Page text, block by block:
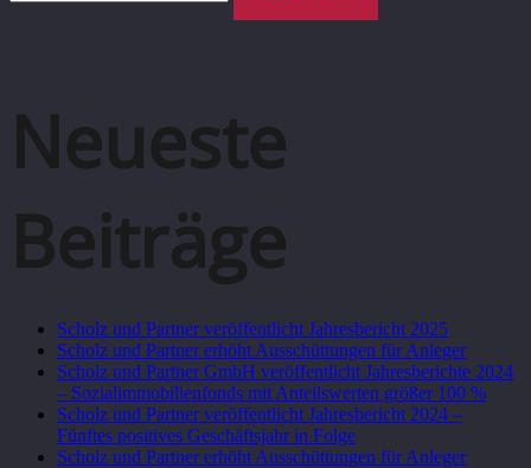
Neueste
Beiträge
Scholz und Partner veröffentlicht Jahresbericht 2025
Scholz und Partner erhöht Ausschüttungen für Anleger
Scholz und Partner GmbH veröffentlicht Jahresberichte 2024
– Sozialimmobilienfonds mit Anteilswerten größer 100 %
Scholz und Partner veröffentlicht Jahresbericht 2024 –
Fünftes positives Geschäftsjahr in Folge
Scholz und Partner erhöht Ausschüttungen für Anleger